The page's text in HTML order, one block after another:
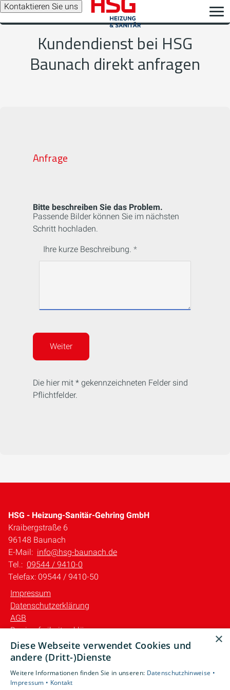
Kontaktieren Sie uns
Kundendienst bei HSG
Baunach direkt anfragen
Anfrage
Bitte beschreiben Sie das Problem.
Passende Bilder können Sie im nächsten
Schritt hochladen.
Ihre kurze Beschreibung.
Weiter
Die hier mit * gekennzeichneten Felder sind
Pflichtfelder.
HSG - Heizung-Sanitär-Gehring GmbH
Kraibergstraße 6
96148 Baunach
E-Mail: info@hsg-baunach.de
Tel.: 09544 / 9410-0
Telefax: 09544 / 9410-50
Impressum
Datenschutzerklärung
AGB
Barrierefreiheitserklärung
Unsere Bereiche
Gewerbekunden
×
Diese Webseite verwendet Cookies und
andere (Dritt-)Dienste
Weitere Informationen finden Sie in unseren: Datenschutzhinweise •
Impressum • Kontakt